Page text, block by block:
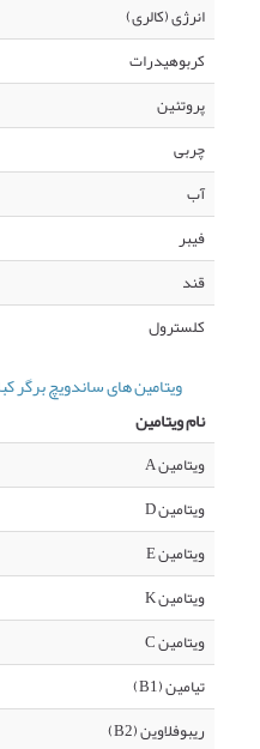
انرژی (کالری)
کربوهیدرات
پروتئین
چربی
آب
فیبر
قند
کلسترول
ویتامین های ساندویچ برگر
نام ویتامین
ویتامین A
ویتامین D
ویتامین E
ویتامین K
ویتامین C
تیامین (B1)
ریبوفلاوین (B2)